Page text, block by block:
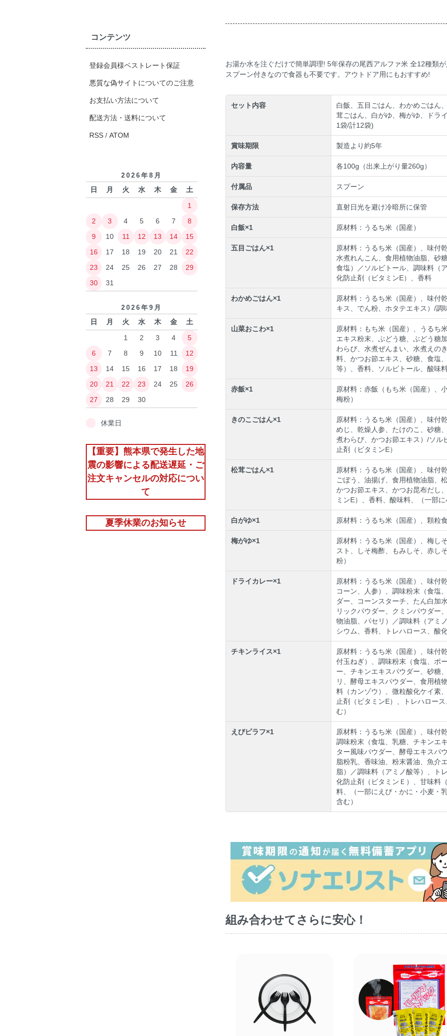
お湯か水を注ぐだけで簡単調理! 5年保存の尾西アルファ米 全12種類
スプーン付きなので食器も不要です。アウトドア用にもおすすめ!
セット内容
白飯、五目ごはん、わかめごはん
茸ごはん、白がゆ、梅がゆ、ドラ
1袋/計12袋)
賞味期限 製造より約5年
内容量 各100g（出来上がり量260g）
付属品 スプーン
保存方法 直射日光を避け冷暗所に保管
白飯×1 原材料：うるち米（国産）
五目ごはん×1
原材料：うるち米（国産）、味付
水煮れんこん、食用植物油脂、砂
食塩）／ソルビトール、調味料（
化防止剤（ビタミンE）、香料
わかめごはん×1
原材料：うるち米（国産）、味付
キス、でん粉、ホタテエキス）/調
山菜おこわ×1
原材料：もち米（国産）、うるち
エキス粉末、ぶどう糖、ぶどう糖
わらび、水煮ぜんまい、水煮えの
料、かつお節エキス、砂糖、食塩
等）、香料、ソルビトール、酸味
赤飯×1
原材料：赤飯（もち米（国産）、
梅粉）
きのこごはん×1
原材料：うるち米（国産）、味付
めじ、乾燥人参、たけのこ、砂糖
煮わらび、かつお節エキス）/ソル
止剤（ビタミンE）
松茸ごはん×1
原材料：うるち米（国産）、味付
ごぼう、油揚げ、食用植物油脂、
かつお節エキス、かつお昆布だし
ミンE）、香料、酸味料、（一部
白がゆ×1 原材料：うるち米（国産）、顆粒
梅がゆ×1
原材料：うるち米（国産）、梅し
スト、しそ梅酢、もみしそ、赤し
粉）
ドライカレー×1
原材料：うるち米（国産）、味付
コーン、人参）、調味粉末（食塩
ダー、コーンスターチ、たん白加
リックパウダー、クミンパウダー
物油脂、パセリ）／調味料（アミ
シウム、香料、トレハロース、酸
チキンライス×1
原材料：うるち米（国産）、味付
付玉ねぎ）、調味粉末（食塩、ポ
ー、チキンエキスパウダー、砂糖
リ、酵母エキスパウダー、食用植
料（カンゾウ）、微粒酸化ケイ素
止剤（ビタミンE）、トレハロー
む）
えびピラフ×1
原材料：うるち米（国産）、味付
調味粉末（食塩、乳糖、チキンエ
ター風味パウダー、酵母エキスパ
脂粉乳、香味油、粉末醤油、魚介
脂）／調味料（アミノ酸等）、ト
化防止剤（ビタミンＥ）、甘味料
料、（一部にえび・かに・小麦・
含む）
組み合わせてさらに安心！
コンテンツ
登録会員様ベストレート保証
悪質な偽サイトについてのご注意
お支払い方法について
配送方法・送料について
RSS / ATOM
2026年8月
日 月 火 水 木 金
土
1
2
3 4 5 6 7
8
9
10 11 12 13 14
15
16
17 18 19 20 21
22
23
24 25 26 27 28
29
30
31
2026年9月
日 月 火 水 木 金
土
1
2 3 4
5
6
7 8 9 10 11
12
13
14 15 16 17 18
19
20
21 22 23 24 25
26
27
28 29 30
休業日
【重要】熊本県で発生した地
震の影響による配送遅延・ご
注文キャンセルの対応につい
て
夏季休業のお知らせ